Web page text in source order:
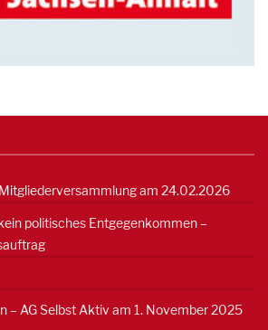
am 24.02.2026
politisches Entgegenkommen –
– AG Selbst Aktiv am 1. November 2025